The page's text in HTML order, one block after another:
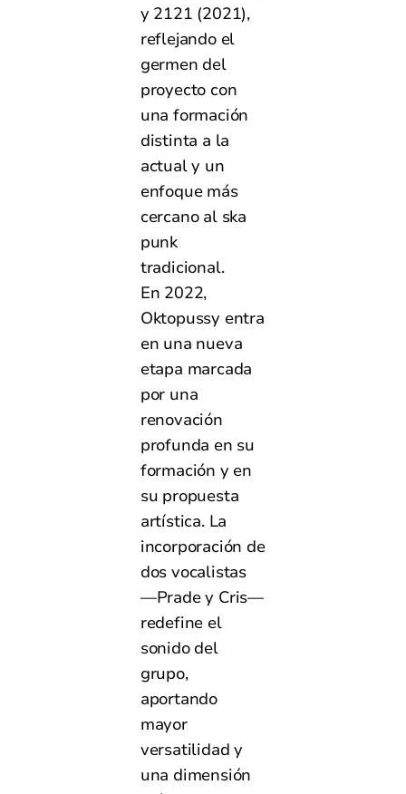
y 2121 (2021),
reflejando el
germen del
proyecto con
una formación
distinta a la
actual y un
enfoque más
cercano al ska
punk
tradicional.
En 2022,
Oktopussy entra
en una nueva
etapa marcada
por una
renovación
profunda en su
formación y en
su propuesta
artística. La
incorporación de
dos vocalistas
—Prade y Cris—
redefine el
sonido del
grupo,
aportando
mayor
versatilidad y
una dimensión